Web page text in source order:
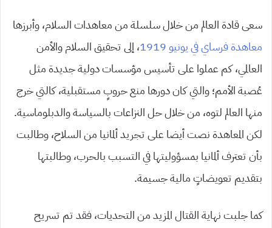
سعى قادة العالم من خلال سلسلة من معاهدات السلام، وأبرزها
معاهدة فرساي في يونيو 1919
، إلى تحقيق السلام والأمن
العالمي، كم عملوا على تأسيس مؤسسات دولية جديدة مثل
عُصبة الأمم؛ والتي كان دورها منع حروبٍ مستقبلية، كالتي خرج
منها العالم لتوه، من خلال حل النزاعات بالسياسة والدبلوماسية.
لكن المعاهدة نصت أيضا على تجريد ألمانيا من السلاح، وطالبت
بأن تعترف ألمانيا بمسؤوليتها في التسبب بالحرب، وطالبتها
بتقديم تعويضاتٍ مالية جسيمة.
كما جلبت نهاية القتال المزيد من التحديات، فقد تم تسريح